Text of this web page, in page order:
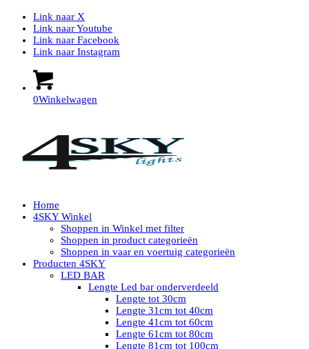
Link naar X
Link naar Youtube
Link naar Facebook
Link naar Instagram
0Winkelwagen
Home
4SKY Winkel
Shoppen in Winkel met filter
Shoppen in product categorieën
Shoppen in vaar en voertuig categorieën
Producten 4SKY
LED BAR
Lengte Led bar onderverdeeld
Lengte tot 30cm
Lengte 31cm tot 40cm
Lengte 41cm tot 60cm
Lengte 61cm tot 80cm
Lengte 81cm tot 100cm